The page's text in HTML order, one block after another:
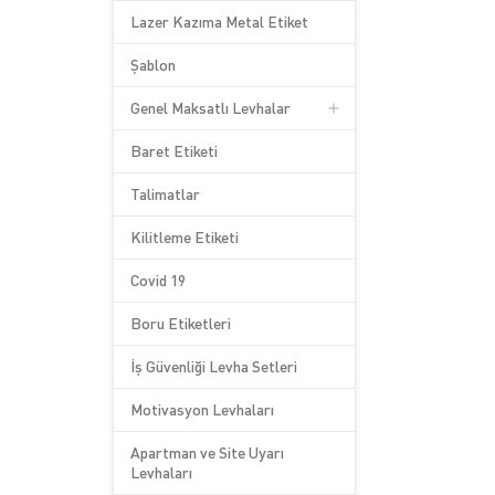
Lazer Kazıma Metal Etiket
Şablon
Genel Maksatlı Levhalar
Baret Etiketi
Talimatlar
Kilitleme Etiketi
Covid 19
Boru Etiketleri
İş Güvenliği Levha Setleri
Motivasyon Levhaları
Apartman ve Site Uyarı
Levhaları